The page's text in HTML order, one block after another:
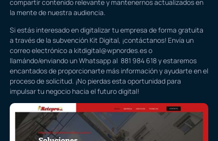
compartir contenido relevante y mantenernos actualizados en
la mente de nuestra audiencia.
Si estás interesado en digitalizar tu empresa de forma gratuita
a través de la subvención Kit Digital, ¡contáctanos! Envía un
correo electrónico a kitdigital@wpnordes.eso
llamándo/enviando un Whatsapp al 881 984 618 y estaremos
encantados de proporcionarte más información y ayudarte en el
proceso de solicitud. ¡No pierdas esta oportunidad para
impulsar tu negocio hacia el futuro digital!